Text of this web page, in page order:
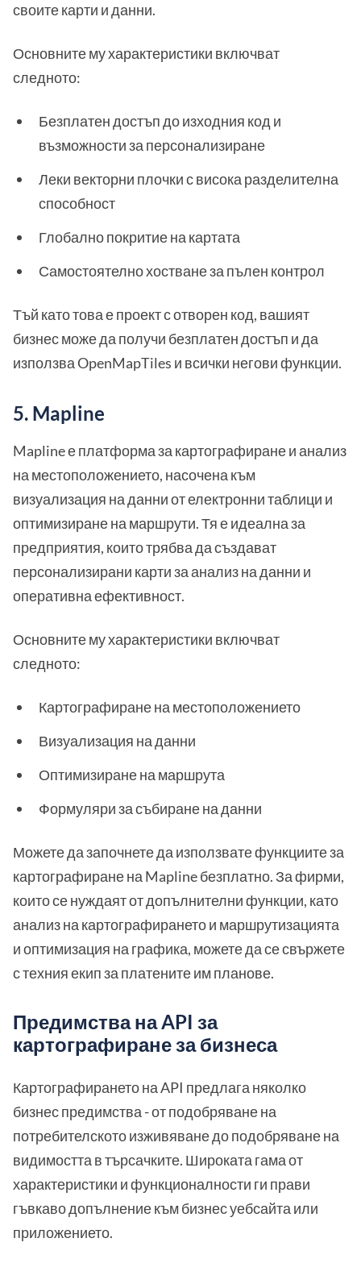
своите карти и данни.
Основните му характеристики включват
следното:
Безплатен достъп до изходния код и
възможности за персонализиране
Леки векторни плочки с висока разделителна
способност
Глобално покритие на картата
Самостоятелно хостване за пълен контрол
Тъй като това е проект с отворен код, вашият
бизнес може да получи безплатен достъп и да
използва OpenMapTiles и всички негови функции.
5. Mapline
Mapline е платформа за картографиране и анализ
на местоположението, насочена към
визуализация на данни от електронни таблици и
оптимизиране на маршрути. Тя е идеална за
предприятия, които трябва да създават
персонализирани карти за анализ на данни и
оперативна ефективност.
Основните му характеристики включват
следното:
Картографиране на местоположението
Визуализация на данни
Оптимизиране на маршрута
Формуляри за събиране на данни
Можете да започнете да използвате функциите за
картографиране на Mapline безплатно. За фирми,
които се нуждаят от допълнителни функции, като
анализ на картографирането и маршрутизацията
и оптимизация на графика, можете да се свържете
с техния екип за платените им планове.
Предимства на API за
картографиране за бизнеса
Картографирането на API предлага няколко
бизнес предимства - от подобряване на
потребителското изживяване до подобряване на
видимостта в търсачките. Широката гама от
характеристики и функционалности ги прави
гъвкаво допълнение към бизнес уебсайта или
приложението.